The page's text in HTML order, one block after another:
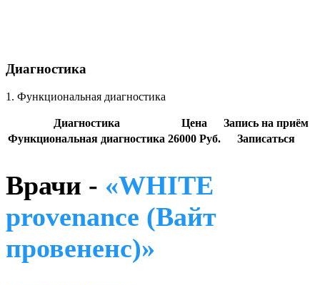
Диагностика
1. Функциональная диагностика
Диагностика Цена
Запись на приём
Функциональная диагностика 26000 Руб. Записаться
Врачи - «WHITE
provenance (Вайт
провененс)»